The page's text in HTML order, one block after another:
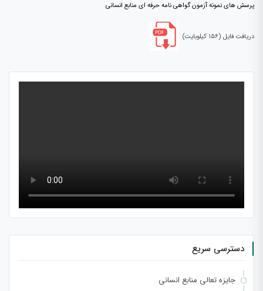
پرسش های نمونه آزمون گواهی نامه حرفه ای منابع انسانی
دریافت فایل (۱۵۶ کیلوبایت)
دسترسی سریع
جایزه تعالی منابع انسانی